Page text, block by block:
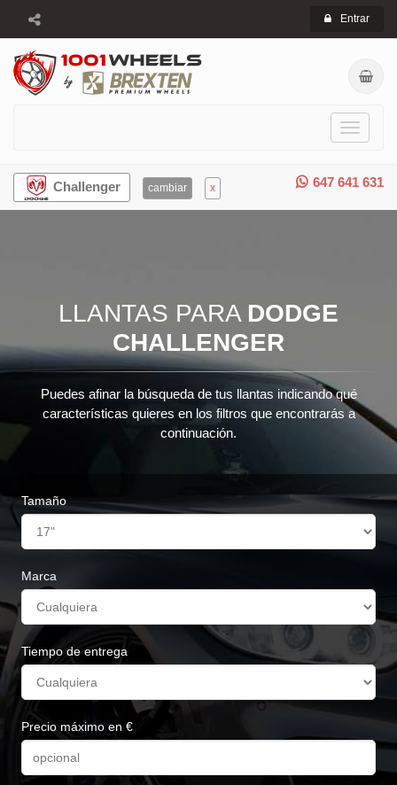
Entrar
Toggle
647 641 631
Challenger cambiar x
LLANTAS PARA DODGE
CHALLENGER
Puedes afinar la búsqueda de tus llantas indicando qué
características quieres en los filtros que encontrarás a
continuación.
Tamaño
Marca
Tiempo de entrega
Precio máximo en €